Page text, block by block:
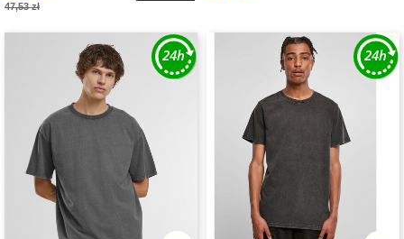
47,53 zł